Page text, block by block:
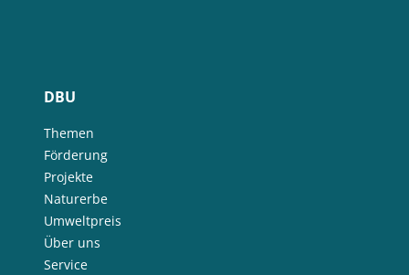
DBU
Themen
Förderung
Projekte
Naturerbe
Umweltpreis
Über uns
Service